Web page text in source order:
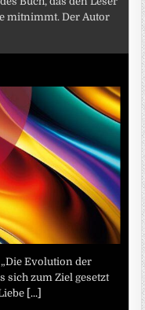
mitnimmt. Der Autor
Evolution der
sich zum Ziel gesetzt
[...]